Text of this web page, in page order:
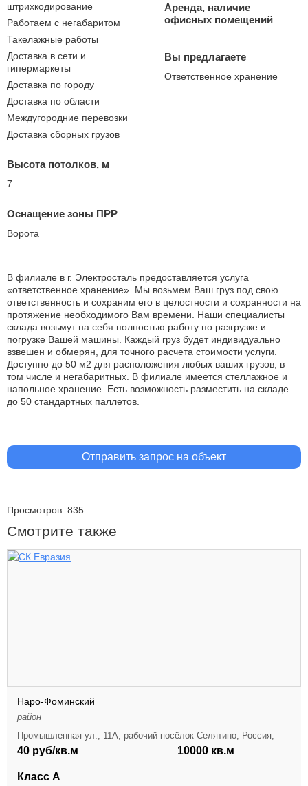
штрихкодирование
Работаем с негабаритом
Такелажные работы
Доставка в сети и
гипермаркеты
Доставка по городу
Доставка по области
Междугородние перевозки
Доставка сборных грузов
Высота потолков, м
7
Оснащение зоны ПРР
Ворота
Аренда, наличие
офисных помещений
Вы предлагаете
Ответственное хранение
В филиале в г. Электросталь предоставляется услуга
«ответственное хранение». Мы возьмем Ваш груз под свою
ответственность и сохраним его в целостности и сохранности на
протяжение необходимого Вам времени. Наши специалисты
склада возьмут на себя полностью работу по разгрузке и
погрузке Вашей машины. Каждый груз будет индивидуально
взвешен и обмерян, для точного расчета стоимости услуги.
Доступно до 50 м2 для расположения любых ваших грузов, в
том числе и негабаритных. В филиале имеется стеллажное и
напольное хранение. Есть возможность разместить на складе
до 50 стандартных паллетов.
Отправить запрос на объект
Просмотров: 835
Смотрите также
Наро-Фоминский
район
Промышленная ул., 11А, рабочий посёлок Селятино, Россия,
40 руб/кв.м 10000 кв.м
Класс А